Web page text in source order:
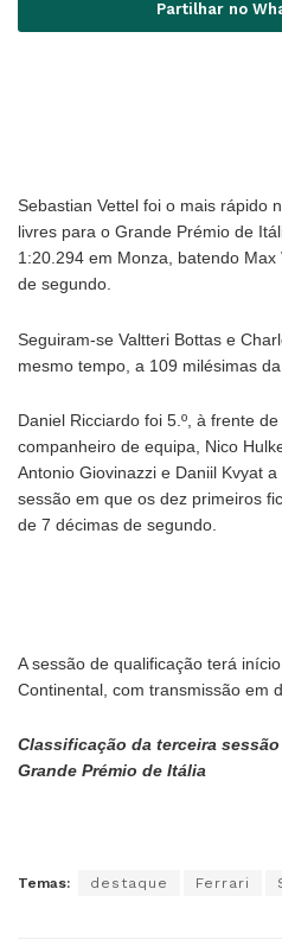
Partilhar no
Sebastian Vettel foi o mais rápido
livres para o Grande Prémio de
1:20.294 em Monza, batendo
de segundo.
Seguiram-se Valtteri Bottas e
mesmo tempo, a 109 milésimas
Daniel Ricciardo foi 5.º, à frente
companheiro de equipa, Nico
Antonio Giovinazzi e Daniil Kvyat
sessão em que os dez primeiros
de 7 décimas de segundo.
A sessão de qualificação terá
Continental, com transmissão em
Classificação da terceira
Grande Prémio de Itália
Temas: destaque Ferrari